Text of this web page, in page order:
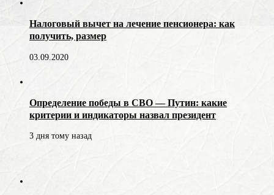
Налоговый вычет на лечение пенсионера: как
получить, размер
03.09.2020
Определение победы в СВО — Путин: какие
критерии и индикаторы назвал президент
3 дня тому назад